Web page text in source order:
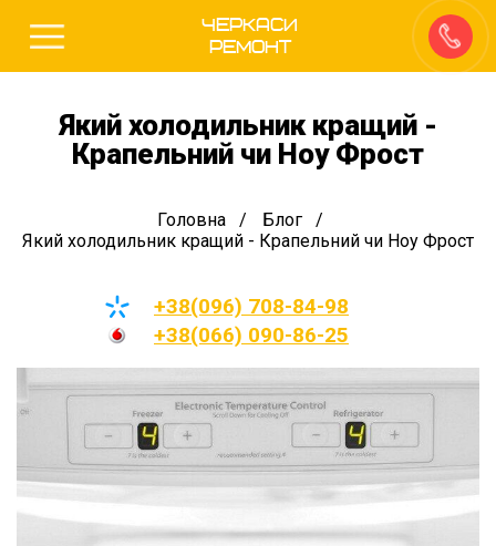
Черкаси
Ремонт
Який холодильник кращий -
Крапельний чи Ноу Фрост
Головна
Блог
Який холодильник кращий - Крапельний чи Ноу Фрост
+38(096) 708-84-98
+38(066) 090-86-25